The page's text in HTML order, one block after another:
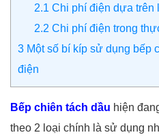
2.1 Chi phí điện dựa trên
2.2 Chi phí điện trong
3 Một số bí kíp sử dụng bếp
điện
Bếp chiên tách dầu hiện
theo 2 loại chính là sử dụng